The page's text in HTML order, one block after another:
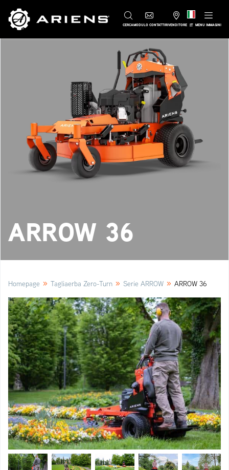
CERCAMODULO CONTATTIRIVENDITORE IT MENU IMMAGINI
ARROW 36
Homepage » Tagliaerba Zero-Turn » Serie ARROW » ARROW 36